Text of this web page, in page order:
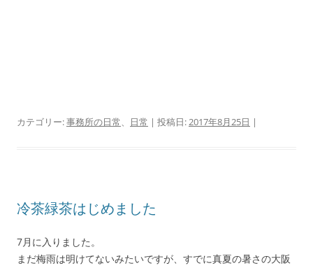
カテゴリー:事務所の日常、 日常 | 投稿日:2017年8月25日 |
冷茶緑茶はじめました
7月に入りました。
まだ梅雨は明けてないみたいですが、すでに真夏の暑さの大阪